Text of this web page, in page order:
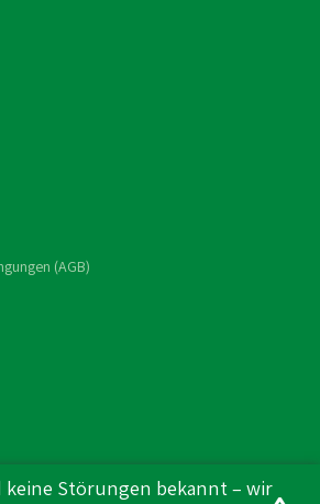
(AGB)
keine Störungen bekannt – wir